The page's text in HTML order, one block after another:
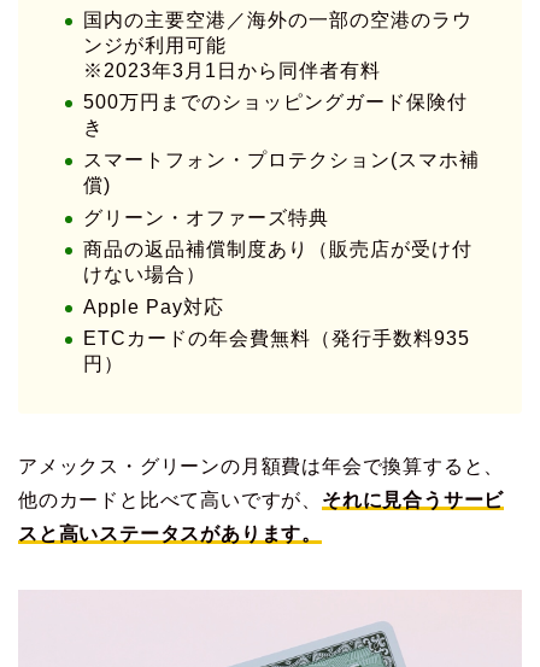
国内の主要空港／海外の一部の空港のラウ
ンジが利用可能
※2023年3月1日から同伴者有料
500万円までのショッピングガード保険付
き
スマートフォン・プロテクション(スマホ補
償)
グリーン・オファーズ特典
商品の返品補償制度あり（販売店が受け付
けない場合）
Apple Pay対応
ETCカードの年会費無料（発行手数料935
円）
アメックス・グリーンの月額費は年会で換算すると、
他のカードと比べて高いですが、 それに見合うサービ
スと高いステータスがあります。